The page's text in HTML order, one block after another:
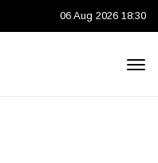
06 Aug 2026 18:30